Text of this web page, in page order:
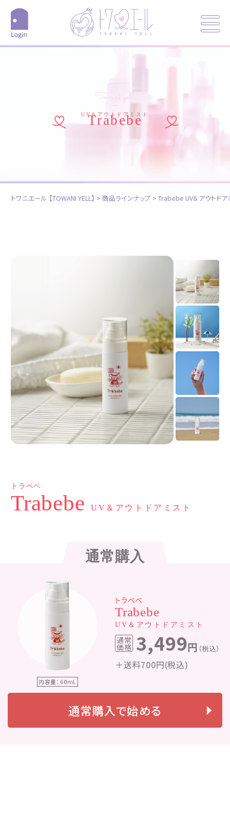
Towani yell
Trabebe
UV＆アウトドアミスト
トワニエール 【TOWANI YELL】 > 商品ラインナップ > Trabebe UV＆アウトドア
トラベベ
TrabebeUV＆アウトドアミスト
通常購入
内容量：60mL
トラベベ
Trabebe
UV＆アウトドアミスト
通常
価格 3,499円 （税込）
＋送料700円(税込)
通常購入で始める